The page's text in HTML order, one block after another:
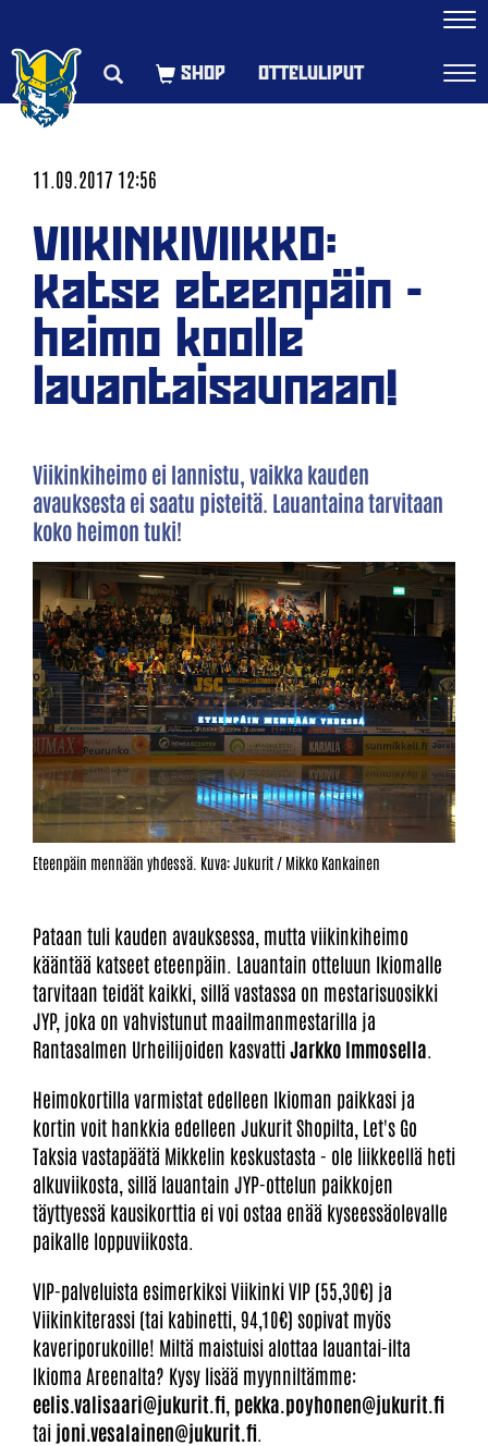
OTTELULIPUT
11.09.2017 12:56
VIIKINKIVIIKKO:
Katse eteenpäin -
heimo koolle
lauantaisaunaan!
Viikinkiheimo ei lannistu, vaikka kauden
avauksesta ei saatu pisteitä. Lauantaina tarvitaan
koko heimon tuki!
Eteenpäin mennään yhdessä. Kuva: Jukurit / Mikko Kankainen
Pataan tuli kauden avauksessa, mutta viikinkiheimo
kääntää katseet eteenpäin. Lauantain otteluun Ikiomalle
tarvitaan teidät kaikki, sillä vastassa on mestarisuosikki
JYP, joka on vahvistunut maailmanmestarilla ja
Rantasalmen Urheilijoiden kasvattiJarkko Immosella
Heimokortilla varmistat edelleen Ikioman paikkasi ja
kortin voit hankkia edelleen Jukurit Shopilta, Let's Go
Taksia vastapäätä Mikkelin keskustasta - ole liikkeellä heti
alkuviikosta, sillä lauantain JYP-ottelun paikkojen
täyttyessä kausikorttia ei voi ostaa enää kyseessäolevalle
paikalle loppuviikosta.
VIP-palveluista esimerkiksi Viikinki VIP (55,30€) ja
Viikinkiterassi (tai kabinetti, 94,10€) sopivat myös
kaveriporukoille! Miltä maistuisi alottaa lauantai-ilta
Ikioma Areenalta? Kysy lisää myynniltämme:
eelis.valisaari@jukurit.fi pekka.poyhonen@jukurit.fi
tai joni.vesalainen@jukurit.fi